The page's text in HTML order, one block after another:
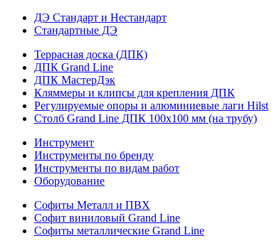
ДЭ Стандарт и Нестандарт
Стандартные ДЭ
Террасная доска (ДПК)
ДПК Grand Line
ДПК МастерДэк
Кляммеры и клипсы для крепления ДПК
Регулируемые опоры и алюминиевые лаги Hilst
Столб Grand Line ДПК 100х100 мм (на трубу)
Инструмент
Инструменты по бренду
Инструменты по видам работ
Оборудование
Софиты Металл и ПВХ
Софит виниловый Grand Line
Софиты металлические Grand Line